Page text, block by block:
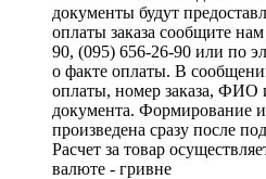
документы будут
оплаты заказа сообщите
90, (095) 656-26-90 или по
о факте оплаты. В
оплаты, номер заказа, ФИО
документа. Формирование и
произведена сразу после
Расчет за товар
валюте - гривне